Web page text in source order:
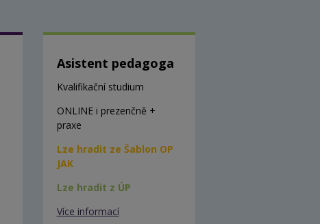
Asistent pedagoga
Kvalifikační studium
ONLINE i prezenčně +
praxe
Lze hradit ze Šablon OP
JAK
Lze hradit z ÚP
Více informací